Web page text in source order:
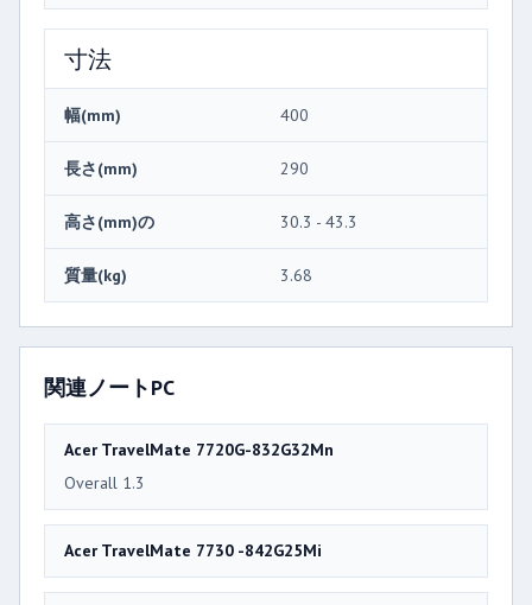
寸法
幅(mm) 400
長さ(mm) 290
高さ(mm)の 30.3 - 43.3
質量(kg) 3.68
関連ノートPC
Acer TravelMate 7720G-832G32Mn
Overall 1.3
Acer TravelMate 7730 -842G25Mi